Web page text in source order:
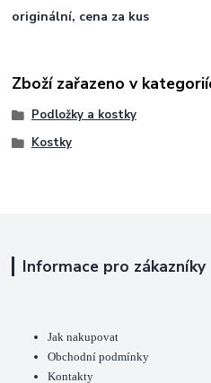
originální, cena za kus
Zboží zařazeno v
Podložky a kostky
Kostky
Informace pro zákazníky
Jak nakupovat
Obchodní podmínky
Kontakty